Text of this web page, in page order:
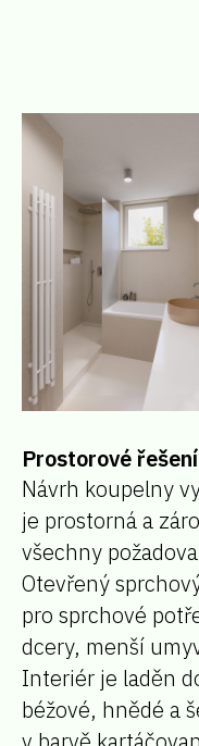
Prostorové řešení
Návrh koupelny
je prostorná a
všechny
Otevřený
pro sprchové
dcery, menší
Interiér je laděn
béžové, hnědé a